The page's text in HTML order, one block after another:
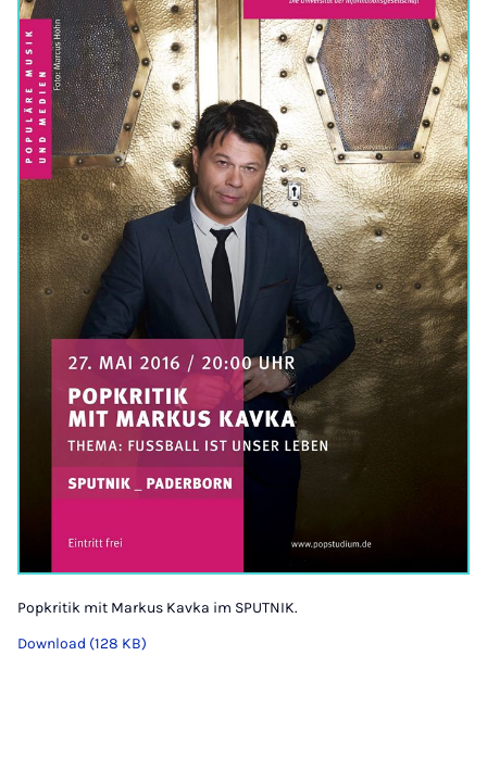
Popkritik mit Markus Kavka im SPUTNIK.
Download (128 KB)